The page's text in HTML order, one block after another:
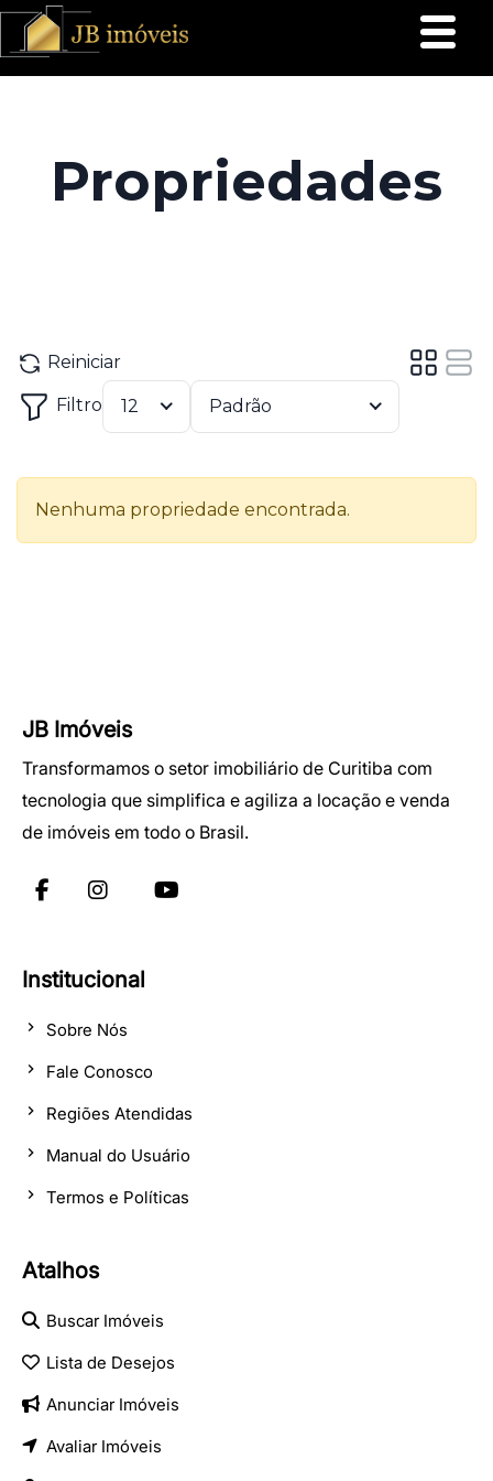
JB Imóveis
Transformamos o setor imobiliário de Curitiba com
tecnologia que simplifica e agiliza a locação e venda
de imóveis em todo o Brasil.
Institucional
Sobre Nós
Fale Conosco
Regiões Atendidas
Manual do Usuário
Termos e Políticas
Atalhos
Buscar Imóveis
Lista de Desejos
Anunciar Imóveis
Avaliar Imóveis